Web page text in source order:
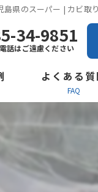
島県のスーパー | カビ取
34-9851
話はご遠慮ください
ー
よくある質
FAQ